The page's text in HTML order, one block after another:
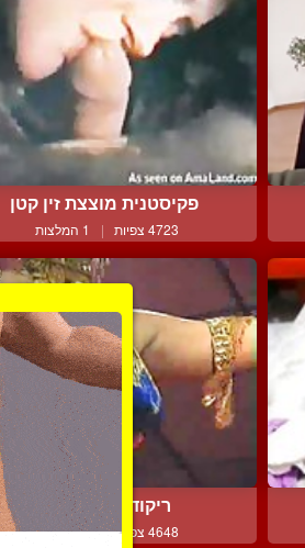
פקיסטנית מוצצת זין קטן
4723 צפיות | 1 המלצות
ריקודי בטן מגרים
4648 צפיות | 0 המלצות